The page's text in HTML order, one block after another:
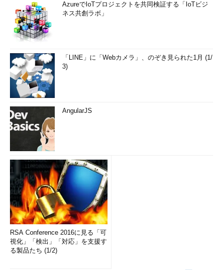
AzureでIoTプロジェクトを共同検証する「IoTビジ
ネス共創ラボ」
「LINE」に「Webカメラ」、のぞき見られた1月 (1/
3)
AngularJS
RSA Conference 2016に見る「可
視化」「検出」「対応」を支援す
る製品たち (1/2)